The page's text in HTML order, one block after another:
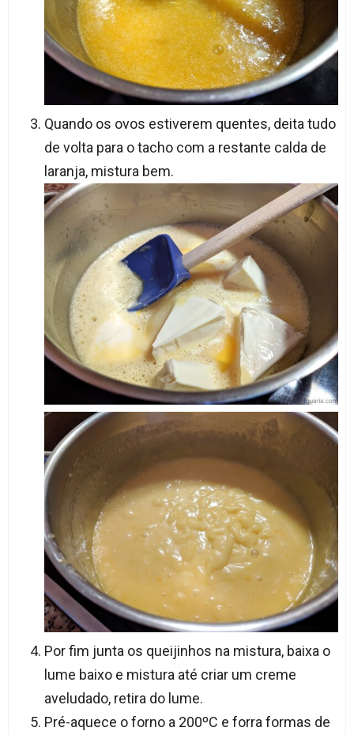
Quando os ovos estiverem quentes, deita tudo
de volta para o tacho com a restante calda de
laranja, mistura bem.
Por fim junta os queijinhos na mistura, baixa o
lume baixo e mistura até criar um creme
aveludado, retira do lume.
Pré-aquece o forno a 200ºC e forra formas de